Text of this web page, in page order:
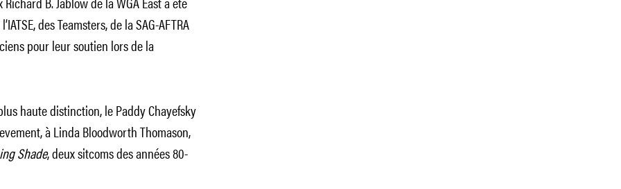
des Teamsters, de la SAG-AFTRA
pour leur soutien lors de la
haute distinction, le Paddy Chayefsky
à Linda Bloodworth Thomason,
Shade, deux sitcoms des années 80-